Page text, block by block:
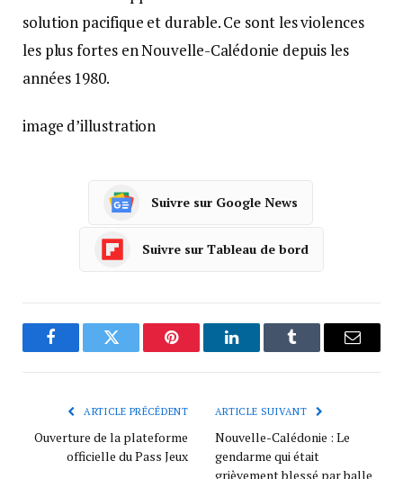
solution pacifique et durable. Ce sont les violences
les plus fortes en Nouvelle-Calédonie depuis les
années 1980.
image d’illustration
Suivre sur Google News
Suivre sur Tableau de bord
FacebookTwitter Pinterest LinkedInTumblr
ARTICLE PRÉCÉDENT
Ouverture de la plateforme
officielle du Pass Jeux
ARTICLE SUIVANT
Nouvelle-Calédonie : Le
gendarme qui était
grièvement blessé par balle